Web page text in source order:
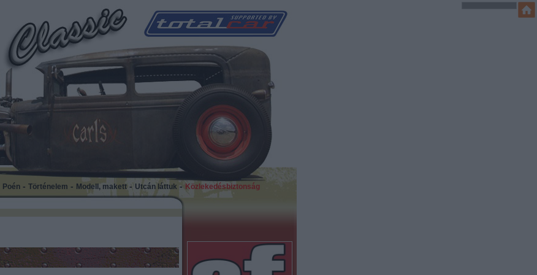
Poén- Történelem - Modell, makett- Utcán láttuk - Közlekedésbiztonság